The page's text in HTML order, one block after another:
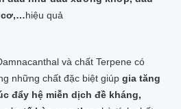
cơ,…hiệu quả
và chất Terpene có
những chất đặc biệt giúp gia tăng
đẩy hệ miễn dịch đề kháng,